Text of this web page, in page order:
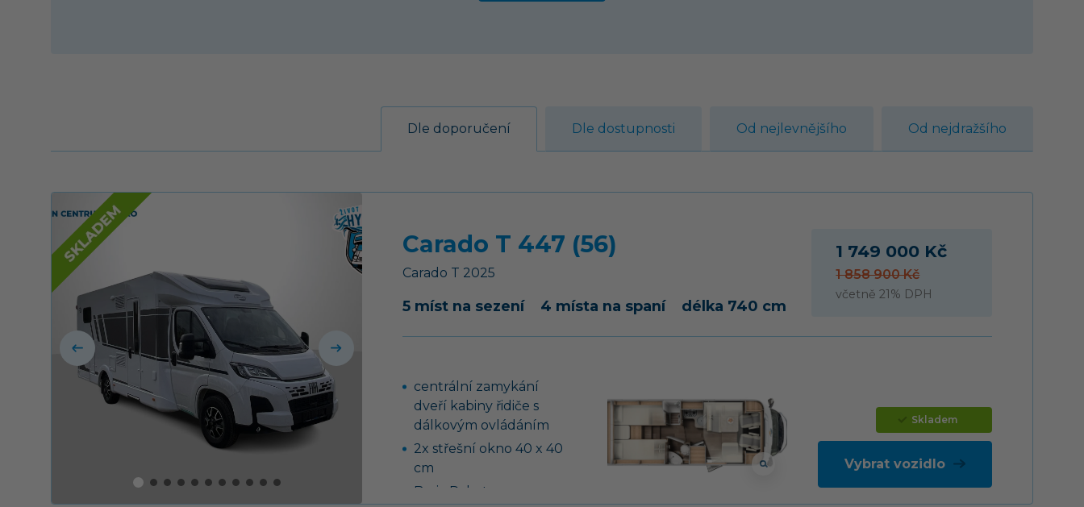
Dle doporučení Dle dostupnosti Od nejlevnějšího Od nejdražšího
Carado T 447 (56)
Carado T 2025
5 míst na sezení 4 místa na spaní délka 740 cm
1 749 000 Kč
1 858 900 Kč
včetně 21% DPH
centrální zamykání
dveří kabiny řidiče s
dálkovým ovládáním
2x střešní okno 40 x 40
cm
Basic Paket
Skladem
Vybrat vozidlo